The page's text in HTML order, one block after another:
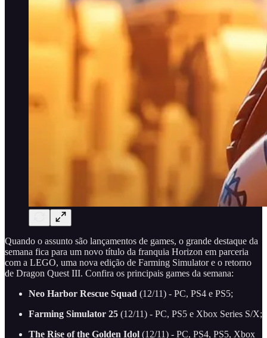
Quando o assunto são lançamentos de games, o grande destaque da
semana fica para um novo título da franquia Horizon em parceria
com a LEGO, uma nova edição de Farming Simulator e o retorno
de Dragon Quest III. Confira os principais games da semana:
Neo Harbor Rescue Squad (12/11) - PC, PS4 e PS5;
Farming Simulator 25 (12/11) - PC, PS5 e Xbox Series S/X;
The Rise of the Golden Idol (12/11) - PC, PS4, PS5, Xbox